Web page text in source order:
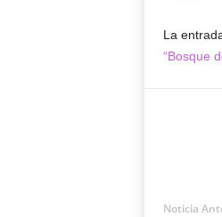
La
“Bosque
Noticia